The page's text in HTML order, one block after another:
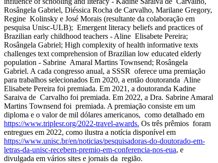
Rosângela Gabriel, Diéssica Rocha de Carvalho, Marilane Gregory,
Regine Kolinsky e José Morais (resultante da colaboração em
pesquisa Unisc-ULB); Emergent literacy beliefs and practices of
Brazilian early childhood teachers - Aline Elisabete Pereira;
Rosângela Gabriel; High complexity of health informative texts
challenges text comprehension of Brazilian low educated elderly
population - Sabrine Amaral Martins Townsend; Rosângela
Gabriel. A cada congresso anual, a SSSR oferece uma premiação
para trabalhos selecionados Em 2020, a então doutoranda Aline
Elisabete Pereira foi premiada. Em 2021, a doutoranda Kadine
Saraiva de Carvalho foi premiada. Em 2022, a Dra. Sabrine Amaral
Martins Townsend foi premiada. A premiação consiste em um
diploma e o valor de mil dólares americanos, como detalhado em
https://www.triplesr.org/2022-travel-awards. Os três prêmios foram
entregues em 2022, como ilustra a notícia disponível em
https://www.unisc.br/en/noticias/pesquisadoras-do-doutorado-em-
letras-da-unisc-recebem-premio-em-conferencia-nos-eua, e
divulgada em vários sites e jornais da região.